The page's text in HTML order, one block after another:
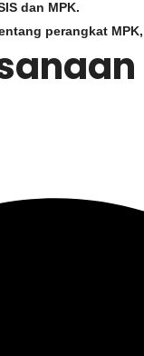
dan MPK.
perangkat